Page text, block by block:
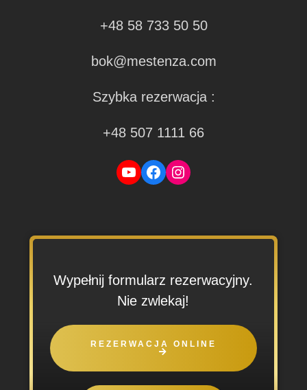
+48 58 733 50 50
bok@mestenza.com
Szybka rezerwacja :
+48 507 1111 66
YouTube
Facebook
Instagram
Wypełnij formularz rezerwacyjny.
Nie zwlekaj!
REZERWACJA ONLINE